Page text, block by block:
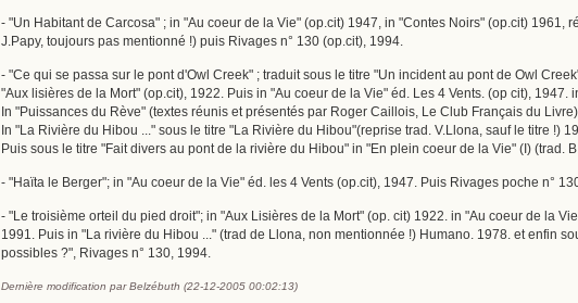
- "Un Habitant de Carcosa" ; in "Au coeur de la Vie" (op.cit) 1947, in "Contes Noirs" (op.cit)
J.Papy, toujours pas mentionné !) puis Rivages n° 130 (op.cit), 1994.
- "Ce qui se passa sur le pont d'Owl Creek" ; traduit sous le titre "Un incident au pont de Owl
"Aux lisières de la Mort" (op.cit), 1922. Puis in "Au coeur de la Vie" éd. Les 4 Vents. (op cit), 1947.
In "Puissances du Rève" (textes réunis et présentés par Roger Caillois, Le Club Français du
In "La Rivière du Hibou ..." sous le titre "La Rivière du Hibou"(reprise trad. V.Llona, sauf le titre !)
Puis sous le titre "Fait divers au pont de la rivière du Hibou" in "En plein coeur de la Vie" (I) (trad.
- "Haïta le Berger"; in "Au coeur de la Vie" éd. les 4 Vents (op.cit), 1947. Puis Rivages poche n°
- "Le troisième orteil du pied droit"; in "Aux Lisières de la Mort" (op. cit) 1922. in "Au coeur de la
1991. Puis in "La rivière du Hibou ..." (trad de Llona, non mentionnée !) Humano. 1978. et enfin
possibles ?", Rivages n° 130, 1994.
Dernière modification par Belzébuth (22-12-2005 00:02:13)